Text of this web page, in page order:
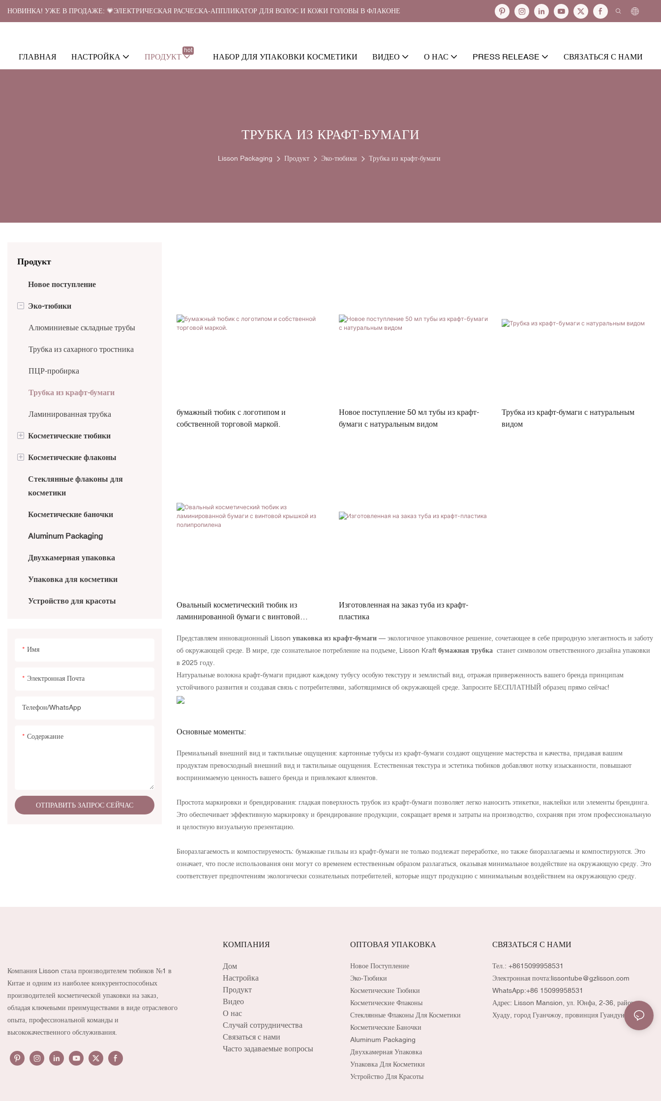
НОВИНКА! УЖЕ В ПРОДАЖЕ: 💗ЭЛЕКТРИЧЕСКАЯ РАСЧЕСКА-АППЛИКАТОР ДЛЯ ВОЛОС И КОЖИ ГОЛОВЫ В ФЛАКОНЕ
ГЛАВНАЯ НАСТРОЙКА ПРОДУКТ
hot
НАБОР ДЛЯ УПАКОВКИ КОСМЕТИКИ ВИДЕО О НАС PRESS RELEASE СВЯЗАТЬСЯ С НАМИ
ТРУБКА ИЗ КРАФТ-БУМАГИ
Lisson Packaging Продукт Эко-тюбики Трубка из крафт-бумаги
Продукт
Новое поступление
- Эко-тюбики
Алюминиевые складные трубы
Трубка из сахарного тростника
ПЦР-пробирка
Трубка из крафт-бумаги
Ламинированная трубка
+ Косметические тюбики
Трубки классифицированы по
Трубки, классифицированные по
Тюбики
+ Косметические флаконы
Алюминиевая бутылка
Стеклянные флаконы для
косметики
Косметические баночки
Aluminum Packaging
Двухкамерная упаковка
Упаковка для косметики
Устройство для красоты
Имя
Электронная Почта
Телефон/WhatsApp
Содержание
ОТПРАВИТЬ ЗАПРОС СЕЙЧАС
бумажный тюбик с логотипом и
собственной торговой маркой.
Новое поступление 50 мл тубы из крафт-
бумаги с натуральным видом
Трубка из крафт-бумаги с натуральным
видом
Овальный косметический тюбик из
ламинированной бумаги с винтовой
Изготовленная на заказ туба из крафт-
пластика
Представляем инновационный Lisson упаковка из крафт-бумаги — экологичное упаковочное решение, сочетающее в себе природную элегантность и заботу
об окружающей среде. В мире, где сознательное потребление на подъеме, Lisson Kraft бумажная трубка станет символом ответственного дизайна упаковки
в 2025 году.
Натуральные волокна крафт-бумаги придают каждому тубусу особую текстуру и землистый вид, отражая приверженность вашего бренда принципам
устойчивого развития и создавая связь с потребителями, заботящимися об окружающей среде. Запросите БЕСПЛАТНЫЙ образец прямо сейчас!
Основные моменты:
Премиальный внешний вид и тактильные ощущения: картонные тубусы из крафт-бумаги создают ощущение мастерства и качества, придавая вашим
продуктам превосходный внешний вид и тактильные ощущения. Естественная текстура и эстетика тюбиков добавляют нотку изысканности, повышают
воспринимаемую ценность вашего бренда и привлекают клиентов.
Простота маркировки и брендирования: гладкая поверхность трубок из крафт-бумаги позволяет легко наносить этикетки, наклейки или элементы брендинга.
Это обеспечивает эффективную маркировку и брендирование продукции, сокращает время и затраты на производство, сохраняя при этом профессиональную
и целостную визуальную презентацию.
Биоразлагаемость и компостируемость: бумажные гильзы из крафт-бумаги не только подлежат переработке, но также биоразлагаемы и компостируются. Это
означает, что после использования они могут со временем естественным образом разлагаться, оказывая минимальное воздействие на окружающую среду. Это
соответствует предпочтениям экологически сознательных потребителей, которые ищут продукцию с минимальным воздействием на окружающую среду.
Компания Lisson стала производителем тюбиков №1 в
Китае и одним из наиболее конкурентоспособных
производителей косметической упаковки на заказ,
обладая ключевыми преимуществами в виде отраслевого
опыта, профессиональной команды и
высококачественного обслуживания.
КОМПАНИЯ
Дом
Настройка
Продукт
Видео
О нас
Случай сотрудничества
Связаться с нами
Часто задаваемые вопросы
ОПТОВАЯ УПАКОВКА
Новое Поступление
Эко-Тюбики
Косметические Тюбики
Косметические Флаконы
Стеклянные Флаконы Для Косметики
Косметические Баночки
Aluminum Packaging
Двухкамерная Упаковка
Упаковка Для Косметики
Устройство Для Красоты
СВЯЗАТЬСЯ С НАМИ
Тел.: +8615099958531
Электронная почта:lissontube@gzlisson.com
WhatsApp:+86 15099958531
Адрес: Lisson Mansion, ул. Юнфа, 2-36, район
Хуаду, город Гуанчжоу, провинция Гуандун, Китай.